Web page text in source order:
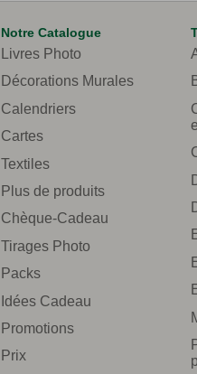
Notre Catalogue
Livres Photo
Décorations Murales
Calendriers
Cartes
Textiles
Plus de produits
Chèque-Cadeau
Tirages Photo
Packs
Idées Cadeau
Promotions
Prix